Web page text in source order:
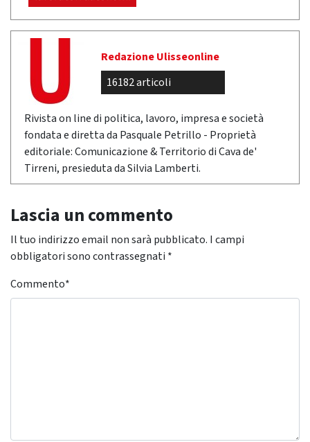
Redazione Ulisseonline
16182 articoli
Rivista on line di politica, lavoro, impresa e società
fondata e diretta da Pasquale Petrillo - Proprietà
editoriale: Comunicazione & Territorio di Cava de'
Tirreni, presieduta da Silvia Lamberti.
Lascia un commento
Il tuo indirizzo email non sarà pubblicato. I campi
obbligatori sono contrassegnati *
Commento*